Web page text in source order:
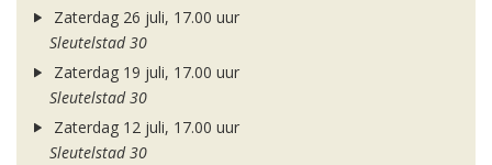
Zaterdag 26 juli, 17.00 uur
Sleutelstad 30
Zaterdag 19 juli, 17.00 uur
Sleutelstad 30
Zaterdag 12 juli, 17.00 uur
Sleutelstad 30